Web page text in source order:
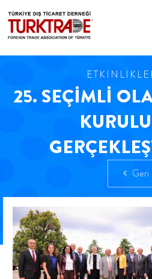
25. SEÇİMLİ
Geri